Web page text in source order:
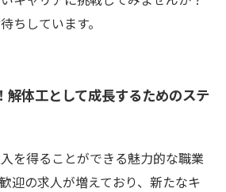
ちしています。
解体工として成長するためのステ
を得ることができる魅力的な職業
迎の求人が増えており、新たなキ